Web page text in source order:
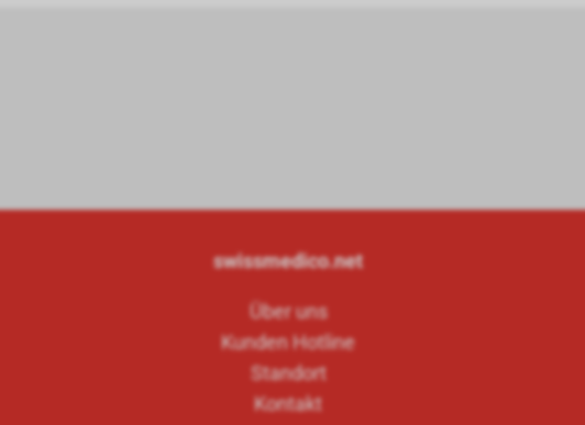
swissmedico.net
Über uns
Kunden Hotline
Standort
Kontakt